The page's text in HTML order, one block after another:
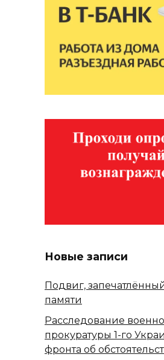
Новые записи
Подвиг,
памяти
Расследование
прокуратуры 1-го
фронта об